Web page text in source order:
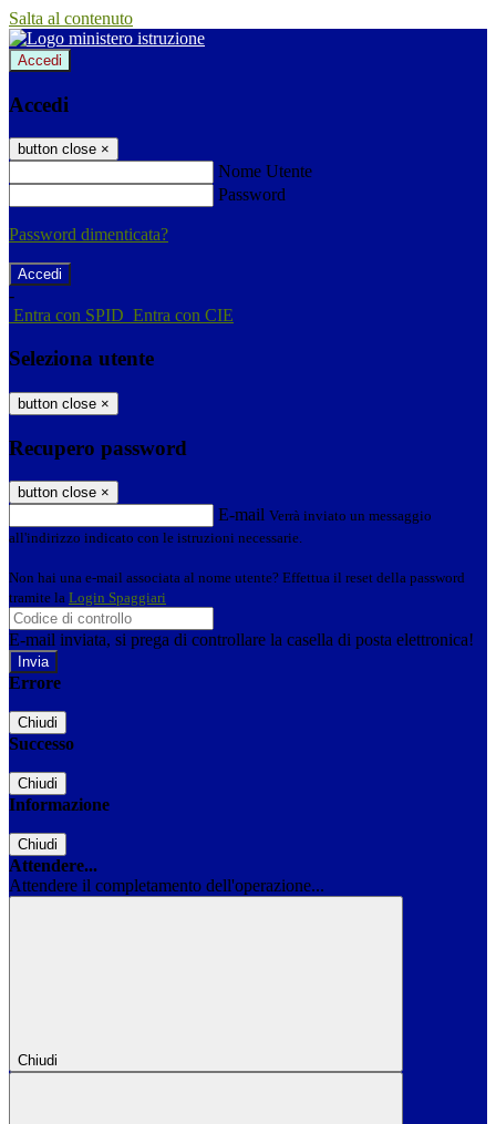
Salta al contenuto
Accedi
Accedi
button close ×
Nome Utente
Password
Password dimenticata?
-
Entra con SPID Entra con CIE
Seleziona utente
button close ×
Recupero password
button close ×
E-mail Verrà inviato un messaggio
all'indirizzo indicato con le istruzioni necessarie.
Non hai una e-mail associata al nome utente? Effettua il reset della password
tramite la Login Spaggiari
E-mail inviata, si prega di controllare la casella di posta elettronica!
Errore
Chiudi
Successo
Chiudi
Informazione
Chiudi
Attendere...
Attendere il completamento dell'operazione...
Chiudi